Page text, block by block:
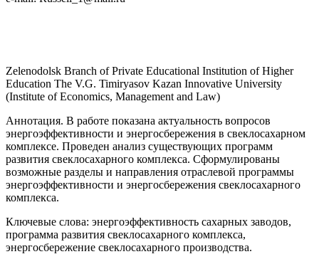
Zelenodolsk Branch of Private Educational Institution of Higher
Education The V.G. Timiryasov Kazan Innovative University
(Institute of Economics, Management and Law)
Аннотация. В работе показана актуальность вопросов
энергоэффективности и энергосбережения в свеклосахарном
комплексе. Проведен анализ существующих программ
развития свеклосахарного комплекса. Сформулированы
возможные разделы и направления отраслевой программы
энергоэффективности и энергосбережения свеклосахарного
комплекса.
Ключевые слова: энергоэффективность сахарных заводов,
программа развития свеклосахарного комплекса,
энергосбережение свеклосахарного производства.